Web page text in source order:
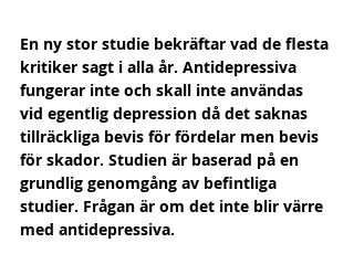
En ny stor studie bekräftar vad de flesta
kritiker sagt i alla år. Antidepressiva
fungerar inte och skall inte användas
vid egentlig depression då det saknas
tillräckliga bevis för fördelar men bevis
för skador. Studien är baserad på en
grundlig genomgång av befintliga
studier. Frågan är om det inte blir värre
med antidepressiva.